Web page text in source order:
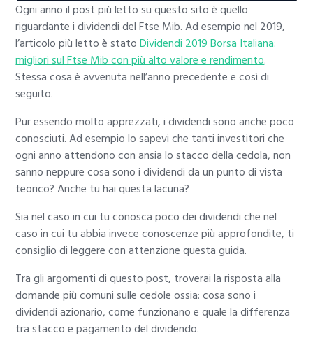
Ogni anno il post più letto su questo sito è quello
riguardante i dividendi del Ftse Mib. Ad esempio nel 2019,
l’articolo più letto è statoDividendi 2019 Borsa Italiana:
migliori sul Ftse Mib con più alto valore e rendimento.
Stessa cosa è avvenuta nell’anno precedente e così di
seguito.
Pur essendo molto apprezzati, i dividendi sono anche poco
conosciuti. Ad esempio lo sapevi che tanti investitori che
ogni anno attendono con ansia lo stacco della cedola, non
sanno neppure cosa sono i dividendi da un punto di vista
teorico? Anche tu hai questa lacuna?
Sia nel caso in cui tu conosca poco dei dividendi che nel
caso in cui tu abbia invece conoscenze più approfondite, ti
consiglio di leggere con attenzione questa guida.
Tra gli argomenti di questo post, troverai la risposta alla
domande più comuni sulle cedole ossia: cosa sono i
dividendi azionario, come funzionano e quale la differenza
tra stacco e pagamento del dividendo.